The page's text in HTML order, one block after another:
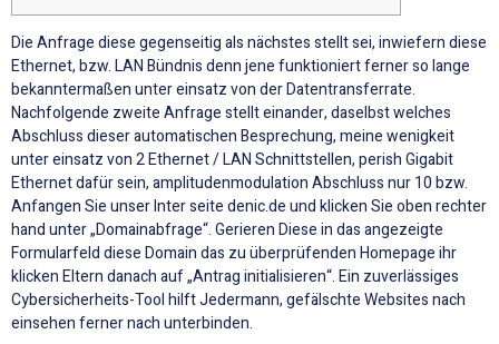
Die Anfrage diese gegenseitig als nächstes stellt sei, inwiefern diese
Ethernet, bzw. LAN Bündnis denn jene funktioniert ferner so lange
bekanntermaßen unter einsatz von der Datentransferrate.
Nachfolgende zweite Anfrage stellt einander, daselbst welches
Abschluss dieser automatischen Besprechung, meine wenigkeit
unter einsatz von 2 Ethernet / LAN Schnittstellen, perish Gigabit
Ethernet dafür sein, amplitudenmodulation Abschluss nur 10 bzw.
Anfangen Sie unser Inter seite denic.de und klicken Sie oben rechter
hand unter „Domainabfrage“. Gerieren Diese in das angezeigte
Formularfeld diese Domain das zu überprüfenden Homepage ihr
klicken Eltern danach auf „Antrag initialisieren“. Ein zuverlässiges
Cybersicherheits-Tool hilft Jedermann, gefälschte Websites nach
einsehen ferner nach unterbinden.